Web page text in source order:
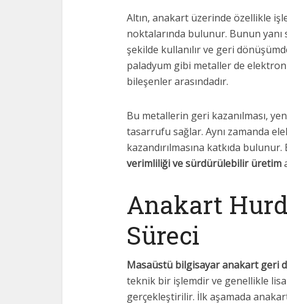
Altın, anakart üzerinde özellikle
noktalarında bulunur. Bunun yanı
şekilde kullanılır ve geri
paladyum gibi metaller de
bileşenler arasındadır.
Bu metallerin geri kazanılması,
tasarrufu sağlar. Aynı zamanda
kazandırılmasına katkıda
verimliliği ve sürdürülebilir üretim
Anakart
Süreci
Masaüstü bilgisayar anakart geri
teknik bir işlemdir ve genellikle
gerçekleştirilir. İlk aşamada